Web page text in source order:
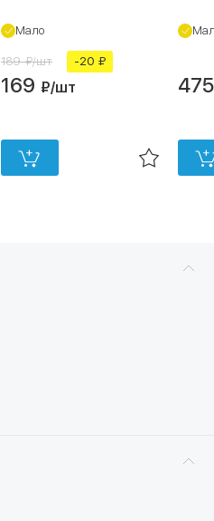
Мало
189 ₽/шт -20 ₽
169 ₽/шт